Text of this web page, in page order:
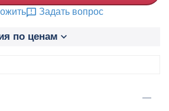
Задать вопрос
по ценам